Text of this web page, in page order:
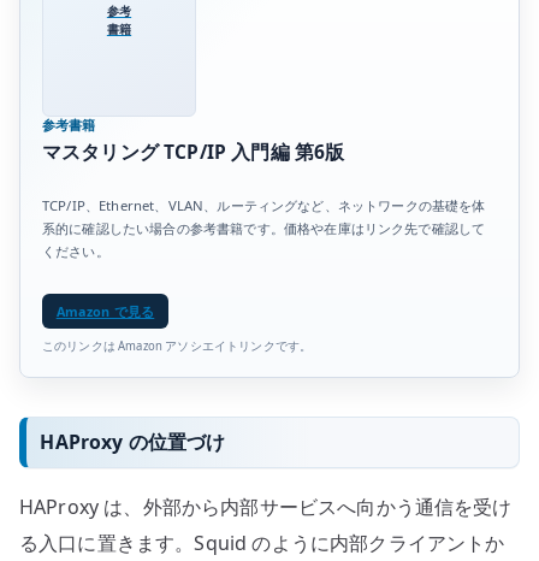
参考
書籍
参考書籍
マスタリング TCP/IP 入門編 第6版
TCP/IP、Ethernet、VLAN、ルーティングなど、ネットワークの基礎を体
系的に確認したい場合の参考書籍です。価格や在庫はリンク先で確認して
ください。
Amazon で見る
このリンクは Amazon アソシエイトリンクです。
HAProxy の位置づけ
HAProxy は、外部から内部サービスへ向かう通信を受け
る入口に置きます。Squid のように内部クライアントか